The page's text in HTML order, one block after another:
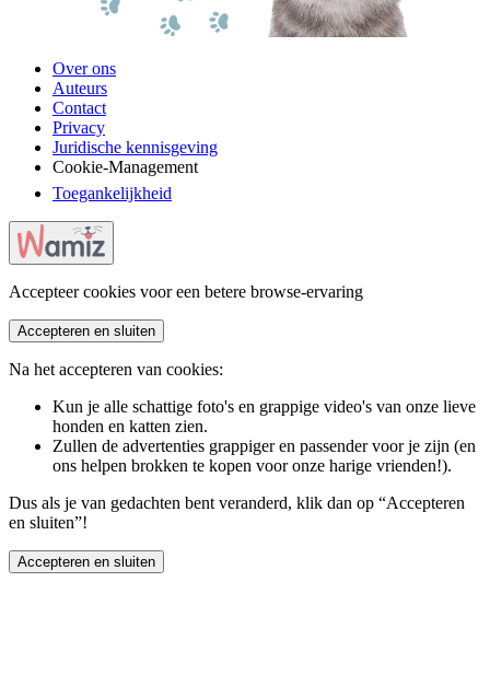
Over ons
Auteurs
Contact
Privacy
Juridische kennisgeving
Cookie-Management
Toegankelijkheid
Accepteer cookies voor een betere browse-ervaring
Accepteren en sluiten
Na het accepteren van cookies:
Kun je alle schattige foto's en grappige video's van onze lieve
honden en katten zien.
Zullen de advertenties grappiger en passender voor je zijn (en
ons helpen brokken te kopen voor onze harige vrienden!).
Dus als je van gedachten bent veranderd, klik dan op “Accepteren
en sluiten”!
Accepteren en sluiten